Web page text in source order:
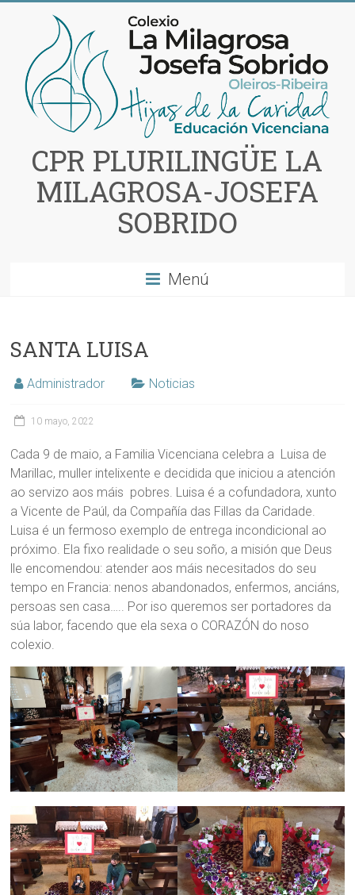
contenido
CPR PLURILINGÜE LA
MILAGROSA-JOSEFA
SOBRIDO
Menú
SANTA LUISA
Administrador Noticias
10 mayo, 2022
Cada 9 de maio, a Familia Vicenciana celebra a Luisa de
Marillac, muller intelixente e decidida que iniciou a atención
ao servizo aos máis pobres. Luisa é a cofundadora, xunto
a Vicente de Paúl, da Compañía das Fillas da Caridade.
Luisa é un fermoso exemplo de entrega incondicional ao
próximo. Ela fixo realidade o seu soño, a misión que Deus
lle encomendou: atender aos máis necesitados do seu
tempo en Francia: nenos abandonados, enfermos, anciáns,
persoas sen casa….. Por iso queremos ser portadores da
súa labor, facendo que ela sexa o CORAZÓN do noso
colexio.